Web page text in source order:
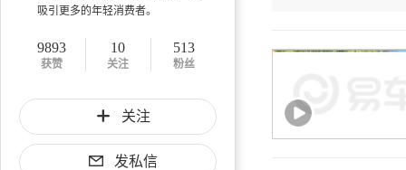
吸引更多的年轻消费者。
9893
获赞
10
关注
513
粉丝
关注
发私信